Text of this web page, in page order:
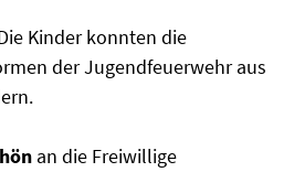
Kinder konnten die
der Jugendfeuerwehr aus
an die Freiwillige